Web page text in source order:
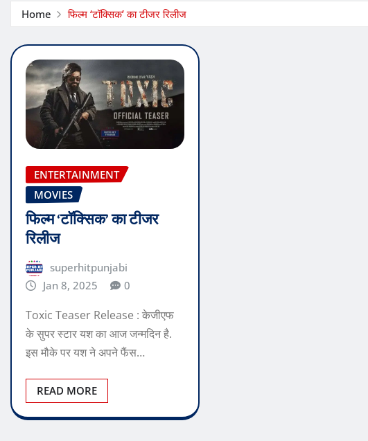
Home फिल्म ‘टॉक्सिक’ का टीजर रिलीज
ENTERTAINMENT
MOVIES
फिल्म ‘टॉक्सिक’ का टीजर
रिलीज
superhitpunjabi
Jan 8, 2025
0
Toxic Teaser Release : केजीएफ
के सुपर स्टार यश का आज जन्मदिन है.
इस मौके पर यश ने अपने फैंस…
READ MORE